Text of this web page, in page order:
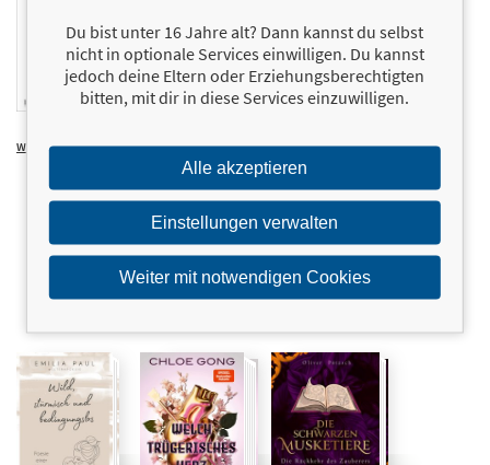
Wimpernwünsche
unverhoffte
Wahrheit
Sunflower
Du bist unter 16 Jahre alt? Dann kannst du selbst
nicht in optionale Services einwilligen. Du kannst
jedoch deine Eltern oder Erziehungsberechtigten
bitten, mit dir in diese Services einzuwilligen.
Alle akzeptieren
Einstellungen verwalten
Weiter mit notwendigen Cookies